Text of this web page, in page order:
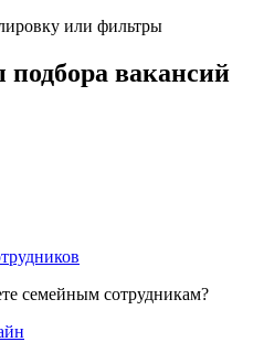
или фильтры
вакансий
семейным сотрудникам?